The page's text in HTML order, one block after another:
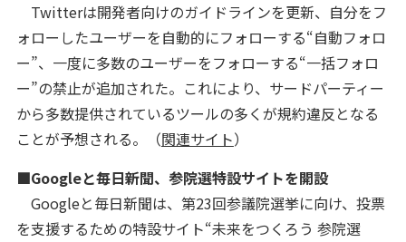
Twitterは開発者向けのガイドラインを更新、自分をフ
ォローしたユーザーを自動的にフォローする“自動フォロ
ー”、一度に多数のユーザーをフォローする“一括フォロ
ー”の禁止が追加された。これにより、サードパーティー
から多数提供されているツールの多くが規約違反となる
ことが予想される。（関連サイト）
■Googleと毎日新聞、参院選特設サイトを開設
Googleと毎日新聞は、第23回参議院選挙に向け、投票
を支援するための特設サイト“未来をつくろう 参院選